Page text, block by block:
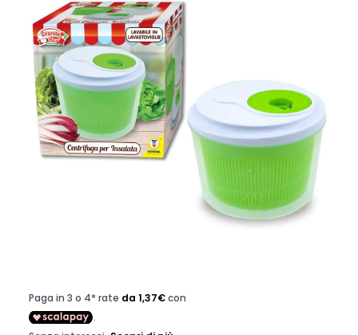
INSALATIERA CON FUNZIONE
REALE
CODICE:66587T